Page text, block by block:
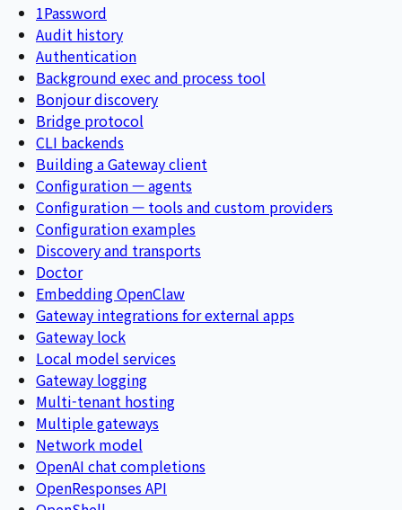
1Password
Audit history
Authentication
Background exec and process tool
Bonjour discovery
Bridge protocol
CLI backends
Building a Gateway client
Configuration — agents
Configuration — tools and custom providers
Configuration examples
Discovery and transports
Doctor
Embedding OpenClaw
Gateway integrations for external apps
Gateway lock
Local model services
Gateway logging
Multi-tenant hosting
Multiple gateways
Network model
OpenAI chat completions
OpenResponses API